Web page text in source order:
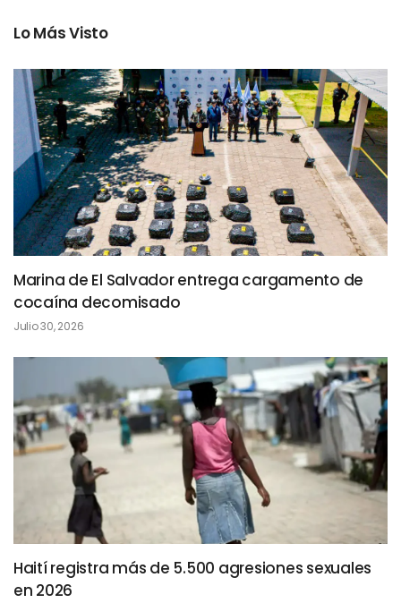
Lo Más Visto
Marina de El Salvador entrega cargamento de
cocaína decomisado
Julio 30, 2026
Haití registra más de 5.500 agresiones sexuales
en 2026